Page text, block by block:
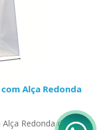
Alça Redonda
Redonda de